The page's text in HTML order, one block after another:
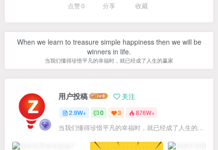
点赞0 分享 收藏
When we learn to treasure simple happiness then we will be
winners in life.
当我们懂得珍惜平凡的幸福时，就已经成了人生的赢家
用户投稿 关注
2.9W+ 0 3 876W+
当我们懂得珍惜平凡的幸福时，就已经成了人生的赢家